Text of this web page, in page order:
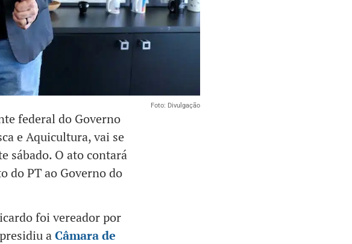
Foto: Divulgação
federal do Governo
e Aquicultura, vai se
sábado. O ato contará
do PT ao Governo do
foi vereador por
aCâmara de